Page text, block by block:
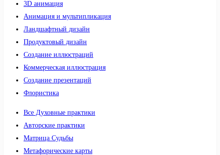
3D анимация
Анимация и мультипликация
Ландшафтный дизайн
Продуктовый дизайн
Создание иллюстраций
Коммерческая иллюстрация
Создание презентаций
Флористика
Все Духовные практики
Авторские практики
Матрица Судьбы
Метафорические карты